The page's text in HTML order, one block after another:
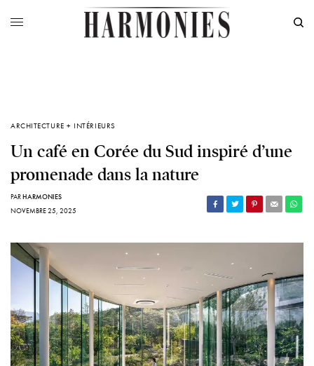
ARCHITECTURE + INTÉRIEURS
Un café en Corée du Sud inspiré d’une
promenade dans la nature
PARHARMONIES
NOVEMBRE 25, 2025